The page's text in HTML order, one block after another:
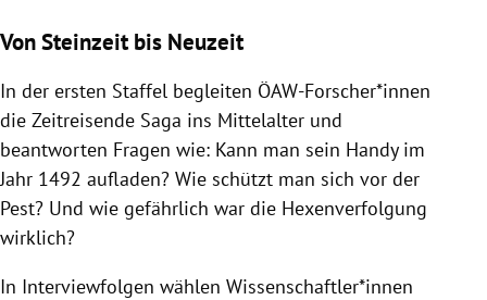
Von Steinzeit bis Neuzeit
In der ersten Staffel begleiten ÖAW-Forscher*innen
die Zeitreisende Saga ins Mittelalter und
beantworten Fragen wie: Kann man sein Handy im
Jahr 1492 aufladen? Wie schützt man sich vor der
Pest? Und wie gefährlich war die Hexenverfolgung
wirklich?
In Interviewfolgen wählen Wissenschaftler*innen